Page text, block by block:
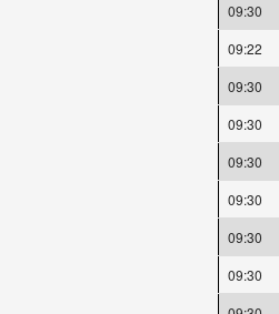
09:30
09:22
09:30
09:30
09:30
09:30
09:30
09:30